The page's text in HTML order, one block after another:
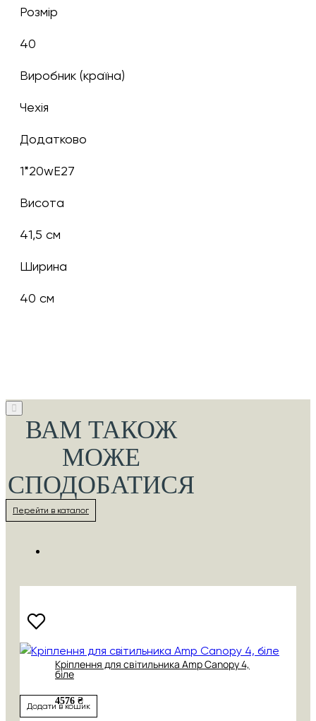
Розмір
40
Виробник (країна)
Чехія
Додатково
1*20wE27
Висота
41,5 см
Ширина
40 см
ВАМ ТАКОЖ
МОЖЕ
СПОДОБАТИСЯ
Перейти в каталог
Кріплення для світильника Amp Canopy 4,
біле
4576 ₴
Додати в кошик